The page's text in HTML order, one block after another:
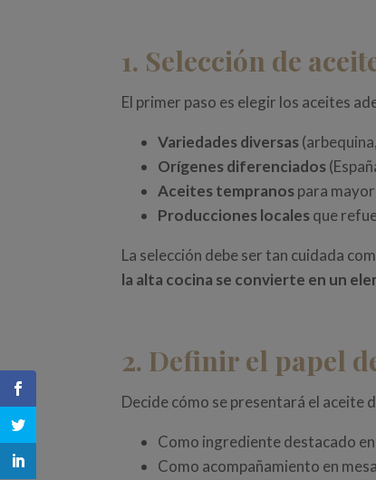
1. Selección de
El primer paso es elegir los aceites
Variedades diversas
Orígenes diferenciados
Aceites tempranospara
Producciones localesque
La selección debe ser tan cuidada
la alta cocina se convierte en un
2. Definir el papel
Decide cómo se presentará el aceite
Como ingrediente destacado
Como acompañamiento en